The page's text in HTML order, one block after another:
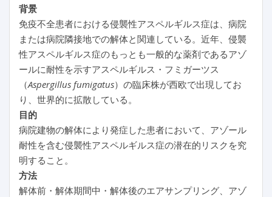
背景
免疫不全患者における侵襲性アスペルギルス症は、病院
または病院隣接地での解体と関連している。近年、侵襲
性アスペルギルス症のもっとも一般的な薬剤であるアゾ
ールに耐性を示すアスペルギルス・フミガーツス
（Aspergillus fumigatus）の臨床株が西欧で出現してお
り、世界的に拡散している。
目的
病院建物の解体により発症した患者において、アゾール
耐性を含む侵襲性アスペルギルス症の潜在的リスクを究
明すること。
方法
解体前・解体期間中・解体後のエアサンプリング、アゾ